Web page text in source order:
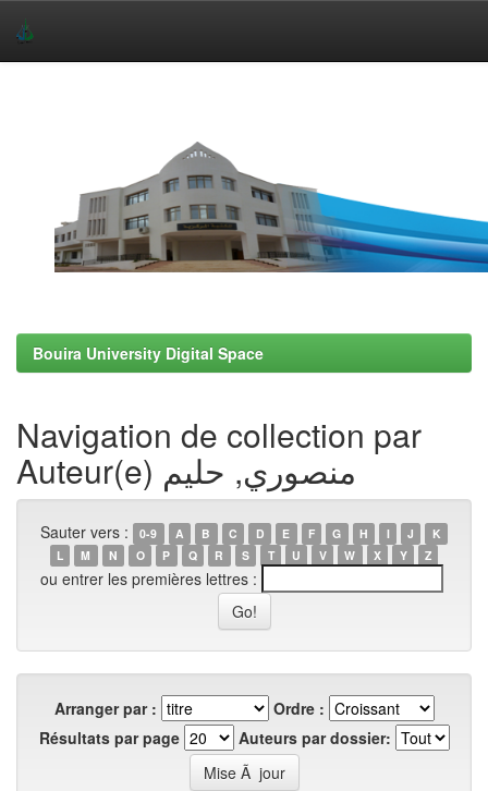
Bouira University Digital Space
Navigation de collection par
Auteur(e) منصوري, حليم
Sauter vers : 0-9 A B C D E F G H I J
K
L
M N O P Q R S T U V W X Y Z
ou entrer les premières lettres :
Arranger par :
Ordre :
Résultats par page
Auteurs par dossier: